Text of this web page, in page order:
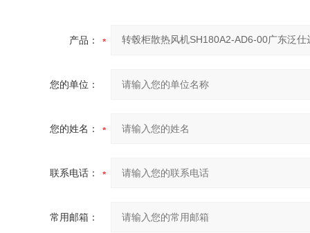
产品：
您的单位：
您的姓名：
联系电话：
常用邮箱：